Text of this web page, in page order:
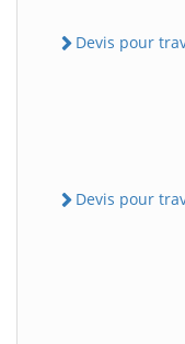
Devis pour
Devis pour